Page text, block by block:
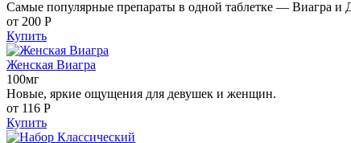
Самые популярные препараты в одной таблетке — Виагра и
от 200 Р
Купить
Женская Виагра
100мг
Новые, яркие ощущения для девушек и женщин.
от 116 Р
Купить